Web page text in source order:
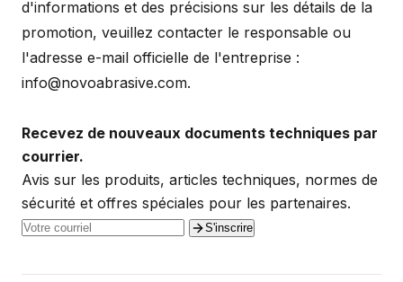
d'informations et des précisions sur les détails de la
promotion, veuillez contacter le responsable ou
l'adresse e-mail officielle de l'entreprise :
info@novoabrasive.com.
Recevez de nouveaux documents techniques par
courrier.
Avis sur les produits, articles techniques, normes de
sécurité et offres spéciales pour les partenaires.
S'inscrire